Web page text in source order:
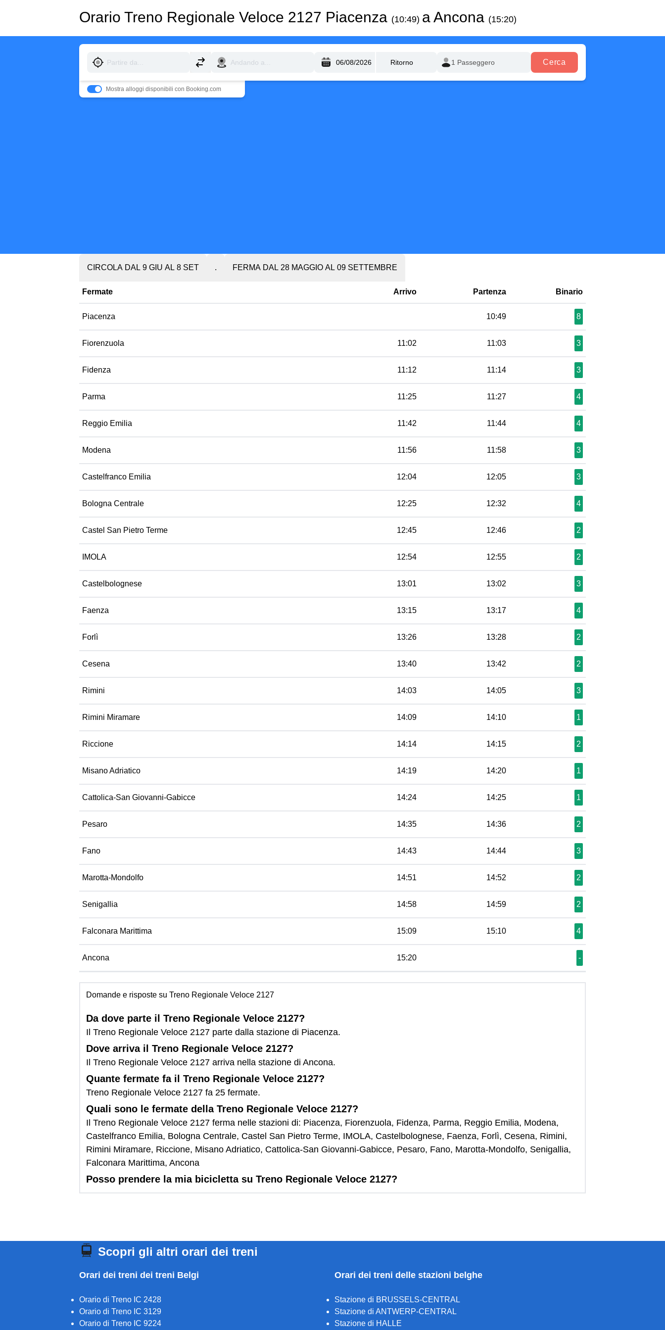
Orario Treno Regionale Veloce 2127 Piacenza (10:49) a Ancona (15:20)
Cerca
Mostra alloggi disponibili con Booking.com
CIRCOLA DAL 9 GIU AL 8 SET . FERMA DAL 28 MAGGIO AL 09 SETTEMBRE
Fermate Arrivo Partenza Binario
Piacenza 10:49 8
Fiorenzuola 11:02 11:03 3
Fidenza 11:12 11:14 3
Parma 11:25 11:27 4
Reggio Emilia 11:42 11:44 4
Modena 11:56 11:58 3
Castelfranco Emilia 12:04 12:05 3
Bologna Centrale 12:25 12:32 4
Castel San Pietro Terme 12:45 12:46 2
IMOLA 12:54 12:55 2
Castelbolognese 13:01 13:02 3
Faenza 13:15 13:17 4
Forlì 13:26 13:28 2
Cesena 13:40 13:42 2
Rimini 14:03 14:05 3
Rimini Miramare 14:09 14:10 1
Riccione 14:14 14:15 2
Misano Adriatico 14:19 14:20 1
Cattolica-San Giovanni-Gabicce 14:24 14:25 1
Pesaro 14:35 14:36 2
Fano 14:43 14:44 3
Marotta-Mondolfo 14:51 14:52 2
Senigallia 14:58 14:59 2
Falconara Marittima 15:09 15:10 4
Ancona 15:20 -
Domande e risposte su Treno Regionale Veloce 2127
Da dove parte il Treno Regionale Veloce 2127?
Il Treno Regionale Veloce 2127 parte dalla stazione di Piacenza.
Dove arriva il Treno Regionale Veloce 2127?
Il Treno Regionale Veloce 2127 arriva nella stazione di Ancona.
Quante fermate fa il Treno Regionale Veloce 2127?
Treno Regionale Veloce 2127 fa 25 fermate.
Quali sono le fermate della Treno Regionale Veloce 2127?
Il Treno Regionale Veloce 2127 ferma nelle stazioni di: Piacenza, Fiorenzuola, Fidenza, Parma, Reggio Emilia, Modena,
Castelfranco Emilia, Bologna Centrale, Castel San Pietro Terme, IMOLA, Castelbolognese, Faenza, Forlì, Cesena, Rimini,
Rimini Miramare, Riccione, Misano Adriatico, Cattolica-San Giovanni-Gabicce, Pesaro, Fano, Marotta-Mondolfo, Senigallia,
Falconara Marittima, Ancona
Posso prendere la mia bicicletta su Treno Regionale Veloce 2127?
Scopri gli altri orari dei treni
Orari dei treni dei treni Belgi
Orario di Treno IC 2428
Orario di Treno IC 3129
Orario di Treno IC 9224
Orari dei treni delle stazioni belghe
Stazione di BRUSSELS-CENTRAL
Stazione di ANTWERP-CENTRAL
Stazione di HALLE